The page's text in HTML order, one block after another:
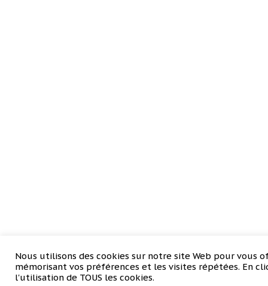
Nous utilisons des cookies sur notre site Web pour
mémorisant vos préférences et les visites répétées. En
l'utilisation de TOUS les cookies.